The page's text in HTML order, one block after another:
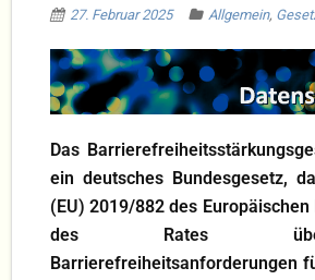
EQUAL PAY
Blog
KI
DS-GVO
27. Februar 2025 Allgemein,
Das
ein deutsches Bundesgesetz,
(EU) 2019/882 des
des Rates
Barrierefreiheitsanforderungen